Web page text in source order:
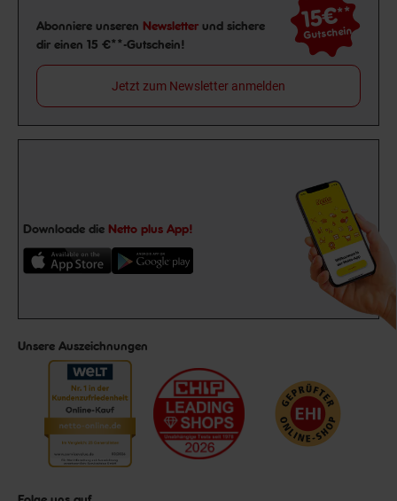
Newsletter Anmeldung
Abonniere unseren Newsletter und sichere
dir einen 15 €**-Gutschein!
15€**
Gutschein
Jetzt zum Newsletter anmelden
Downloade die Netto plus App!
Unsere Auszeichnungen